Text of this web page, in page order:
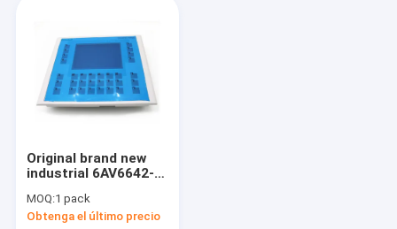
Original brand new
industrial 6AV6642-
642-0DC01-1AX1 Ect
Siemens Simatic HMI
MOQ:1 pack
Obtenga el último precio